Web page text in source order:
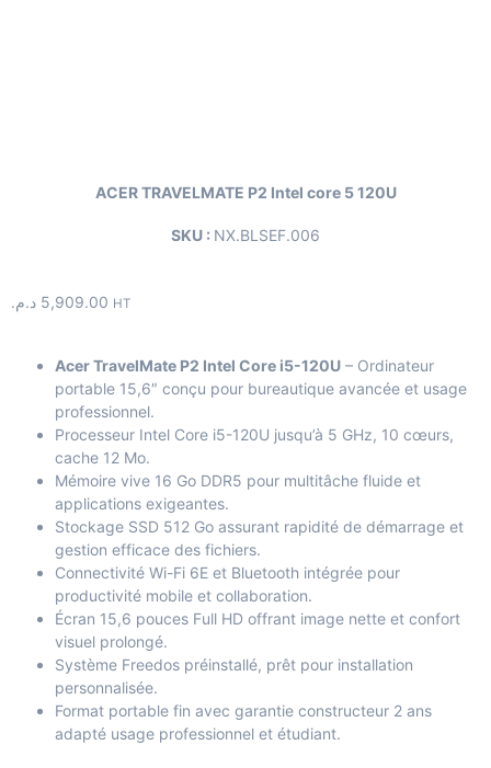
ACER TRAVELMATE P2 Intel core 5 120U
SKU : NX.BLSEF.006
5,909.00 د.م. HT
Acer TravelMate P2 Intel Core i5-120U – Ordinateur
portable 15,6″ conçu pour bureautique avancée et usage
professionnel.
Processeur Intel Core i5-120U jusqu’à 5 GHz, 10 cœurs,
cache 12 Mo.
Mémoire vive 16 Go DDR5 pour multitâche fluide et
applications exigeantes.
Stockage SSD 512 Go assurant rapidité de démarrage et
gestion efficace des fichiers.
Connectivité Wi-Fi 6E et Bluetooth intégrée pour
productivité mobile et collaboration.
Écran 15,6 pouces Full HD offrant image nette et confort
visuel prolongé.
Système Freedos préinstallé, prêt pour installation
personnalisée.
Format portable fin avec garantie constructeur 2 ans
adapté usage professionnel et étudiant.